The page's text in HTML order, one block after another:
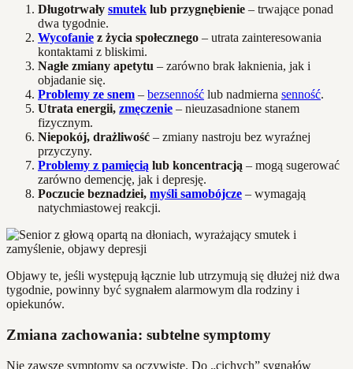
Długotrwały smutek lub przygnębienie – trwające ponad
dwa tygodnie.
Wycofanie z życia społecznego – utrata zainteresowania
kontaktami z bliskimi.
Nagłe zmiany apetytu – zarówno brak łaknienia, jak i
objadanie się.
Problemy ze snem – bezsenność lub nadmierna senność.
Utrata energii, zmęczenie – nieuzasadnione stanem
fizycznym.
Niepokój, drażliwość – zmiany nastroju bez wyraźnej
przyczyny.
Problemy z pamięcią lub koncentracją – mogą sugerować
zarówno demencję, jak i depresję.
Poczucie beznadziei, myśli samobójcze – wymagają
natychmiastowej reakcji.
Objawy te, jeśli występują łącznie lub utrzymują się dłużej niż dwa
tygodnie, powinny być sygnałem alarmowym dla rodziny i
opiekunów.
Zmiana zachowania: subtelne symptomy
Nie zawsze symptomy są oczywiste. Do „cichych” sygnałów